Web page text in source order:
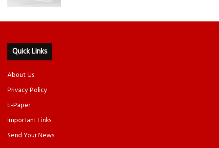
Quick Links
About Us
Privacy Policy
E-Paper
Important Links
Send Your News